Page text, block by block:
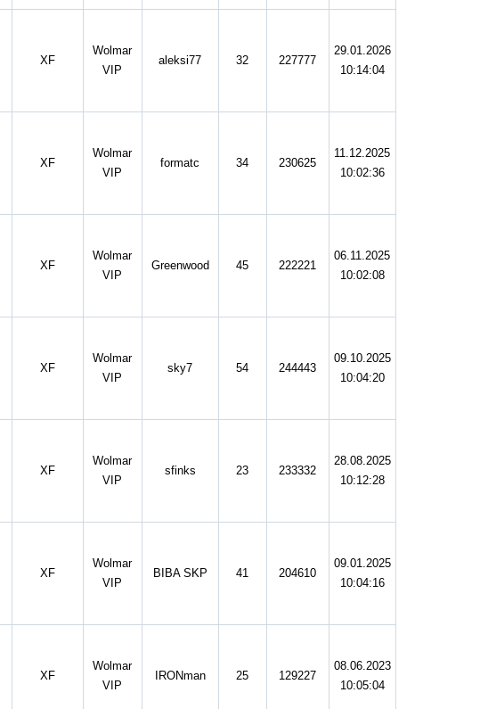
XF
Wolmar
VIP
aleksi77 32 227777
29.01.2026
10:14:04
XF
Wolmar
VIP
formatc 34 230625
11.12.2025
10:02:36
XF
Wolmar
VIP
Greenwood 45 222221
06.11.2025
10:02:08
XF
Wolmar
VIP
sky7 54 244443
09.10.2025
10:04:20
XF
Wolmar
VIP
sfinks 23 233332
28.08.2025
10:12:28
XF
Wolmar
VIP
BIBA SKP 41 204610
09.01.2025
10:04:16
XF
Wolmar
VIP
IRONman 25 129227
08.06.2023
10:05:04